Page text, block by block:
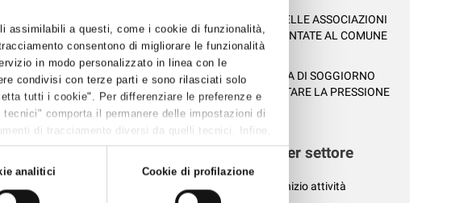
a questi, come i cookie di funzionalità,
consentono di migliorare le funzionalità
in modo personalizzato in linea con le
condivisi con terze parti e sono rilasciati solo
tutti i cookie". Per differenziare le preferenze e
comporta il permanere delle impostazioni di
di tracciamento diversi da quelli tecnici. Infine,
analitici Cookie di profilazione
- LE PROPOSTE DELLE ASSOCIAZIONI
ARTIGIANE PRESENTATE AL COMUNE
DI RAVEN...
- CERVIA: LA TASSA DI SOGGIORNO
PER NON AUMENTARE LA PRESSIONE
FISCALE S...
News per settore
- Affari generali e inizio attività